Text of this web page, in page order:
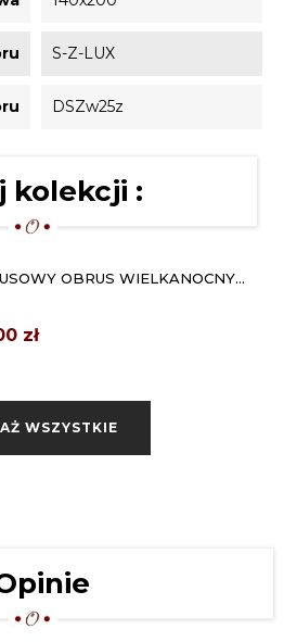
S-Z-LUX
DSZw25z
kolekcji :
OBRUS WIELKANOCNY
zł
zł
ZŁOTE PISANKI
zł
WSZYSTKIE